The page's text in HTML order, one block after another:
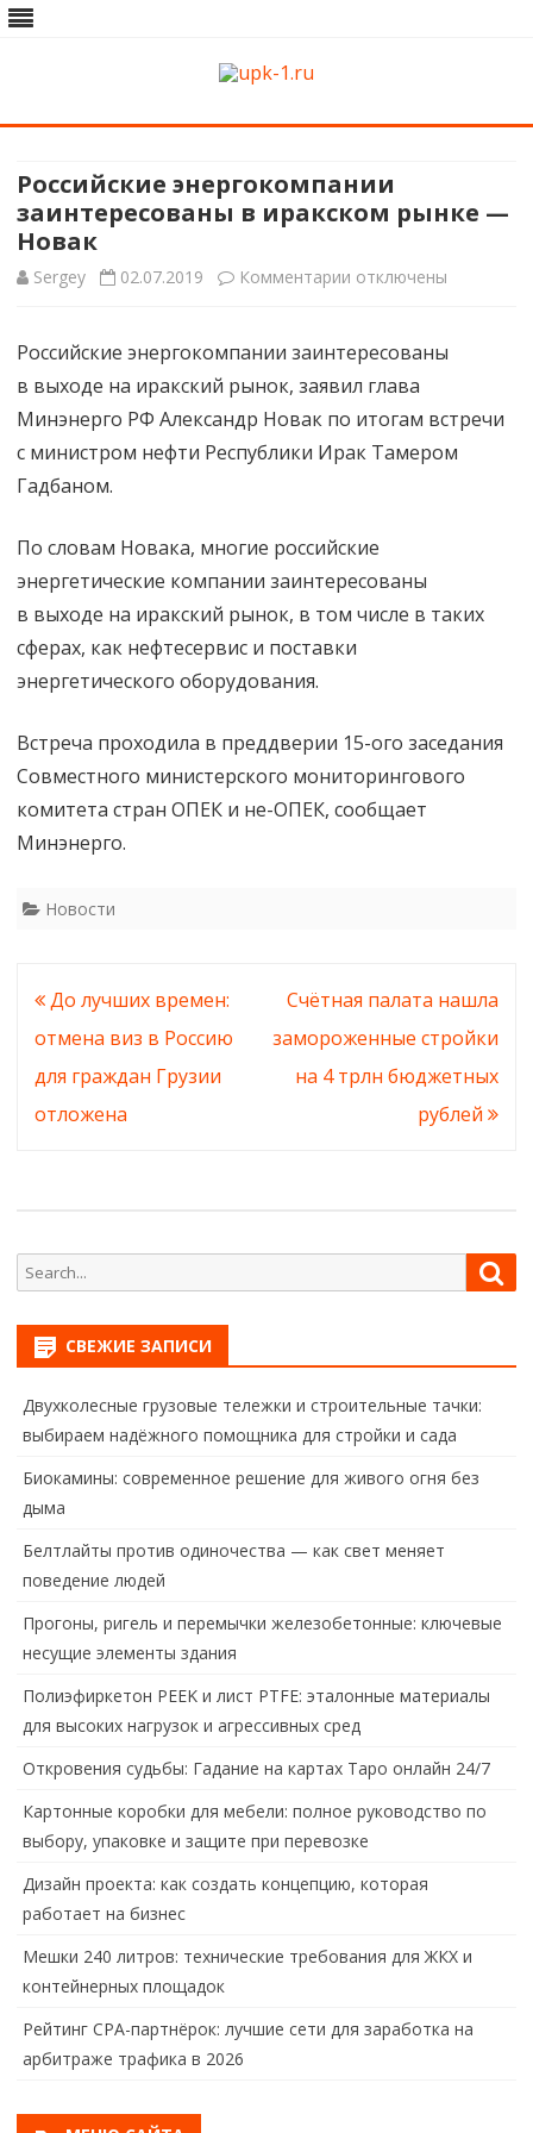
Skip
Российские энергокомпании
заинтересованы в иракском рынке —
Новак
Sergey 02.07.2019 Комментарии к
Российские
энергокомпании
заинтересованы
отключены
Российские энергокомпании заинтересованы
в выходе на иракский рынок, заявил глава
Минэнерго РФ Александр Новак по итогам встречи
с министром нефти Республики Ирак Тамером
Гадбаном.
По словам Новака, многие российские
энергетические компании заинтересованы
в выходе на иракский рынок, в том числе в таких
сферах, как нефтесервис и поставки
энергетического оборудования.
Встреча проходила в преддверии 15-ого заседания
Совместного министерского мониторингового
комитета стран ОПЕК и не-ОПЕК, сообщает
Минэнерго.
Новости
Навигация
по
записям
До лучших времен:
отмена виз в Россию
для граждан Грузии
отложена
Счётная палата нашла
замороженные стройки
на 4 трлн бюджетных
рублей
Search
for:
СВЕЖИЕ ЗАПИСИ
Двухколесные грузовые тележки и строительные тачки:
выбираем надёжного помощника для стройки и сада
Биокамины: современное решение для живого огня без
дыма
Белтлайты против одиночества — как свет меняет
поведение людей
Прогоны, ригель и перемычки железобетонные: ключевые
несущие элементы здания
Полиэфиркетон PEEK и лист PTFE: эталонные материалы
для высоких нагрузок и агрессивных сред
Откровения судьбы: Гадание на картах Таро онлайн 24/7
Картонные коробки для мебели: полное руководство по
выбору, упаковке и защите при перевозке
Дизайн проекта: как создать концепцию, которая
работает на бизнес
Мешки 240 литров: технические требования для ЖКХ и
контейнерных площадок
Рейтинг CPA-партнёрок: лучшие сети для заработка на
арбитраже трафика в 2026